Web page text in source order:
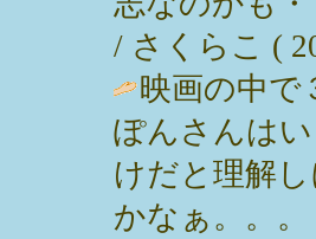
/ さくらこ (
映画の中で
ぽんさんは
けだと理解
かなぁ。。。